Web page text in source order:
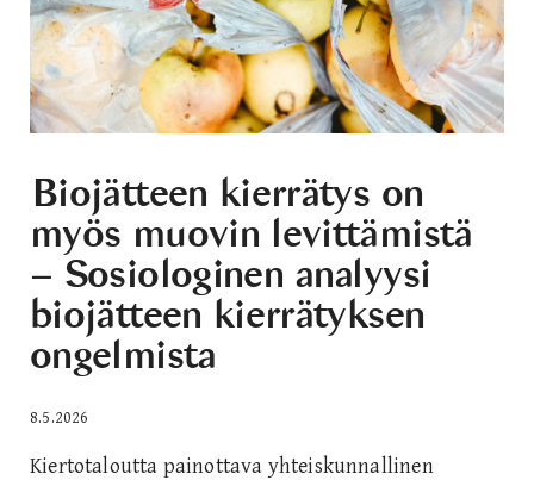
Biojätteen kierrätys on
myös muovin levittämistä
– Sosiologinen analyysi
biojätteen kierrätyksen
ongelmista
8.5.2026
Kiertotaloutta painottava yhteiskunnallinen